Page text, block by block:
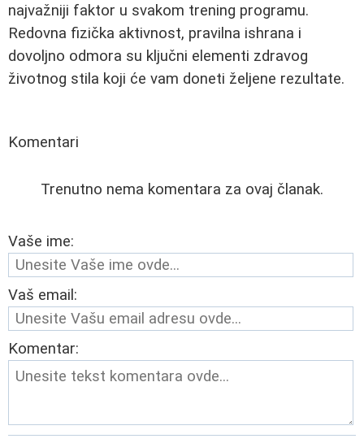
najvažniji faktor u svakom trening programu.
Redovna fizička aktivnost, pravilna ishrana i
dovoljno odmora su ključni elementi zdravog
životnog stila koji će vam doneti željene rezultate.
Komentari
Trenutno nema komentara za ovaj članak.
Vaše ime:
Vaš email:
Komentar: